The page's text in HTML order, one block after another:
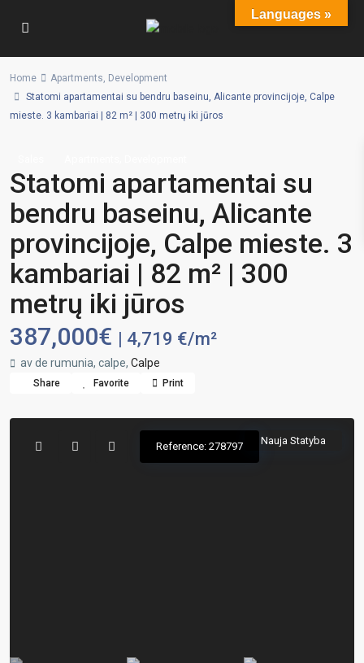
Home Apartments, Development
Statomi apartamentai su bendru baseinu, Alicante provincijoje, Calpe
mieste. 3 kambariai | 82 m² | 300 metrų iki jūros
Statomi apartamentai su
bendru baseinu, Alicante
provincijoje, Calpe mieste. 3
kambariai | 82 m² | 300
metrų iki jūros
387,000€ | 4,719 €/m²
av de rumunia, calpe, Calpe
Share Favorite Print
Nauja Statyba
Reference: 278797
Languages »